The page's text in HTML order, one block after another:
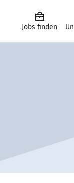
Jobs finden